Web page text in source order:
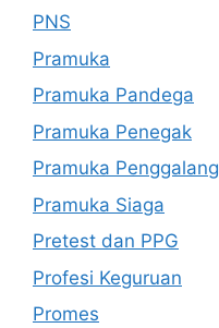
PNS
Pramuka
Pramuka Pandega
Pramuka Penegak
Pramuka Penggalang
Pramuka Siaga
Pretest dan PPG
Profesi Keguruan
Promes